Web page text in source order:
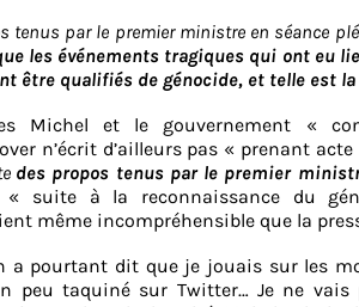
tenus par le premier ministre en séance
les événements tragiques qui ont eu
être qualifiés de génocide, et telle est
Michel et le gouvernement «
n’écrit d’ailleurs pas « prenant
des propos tenus par le premier
« suite à la reconnaissance du
même incompréhensible que la
a pourtant dit que je jouais sur les
peu taquiné sur Twitter… Je ne